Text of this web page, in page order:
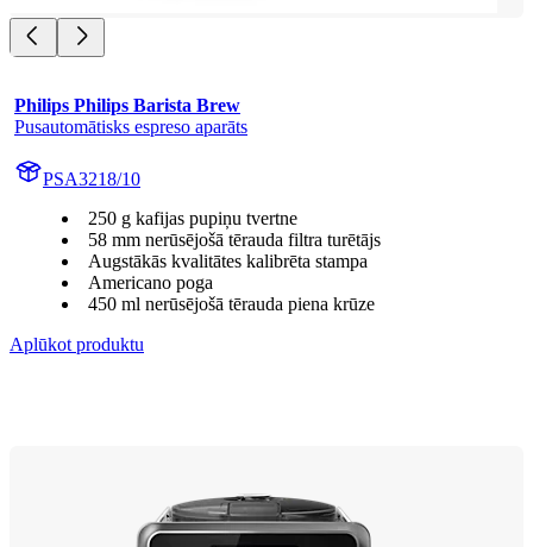
Philips Philips Barista Brew
Pusautomātisks espreso aparāts
PSA3218/10
250 g kafijas pupiņu tvertne
58 mm nerūsējošā tērauda filtra turētājs
Augstākās kvalitātes kalibrēta stampa
Americano poga
450 ml nerūsējošā tērauda piena krūze
Aplūkot produktu